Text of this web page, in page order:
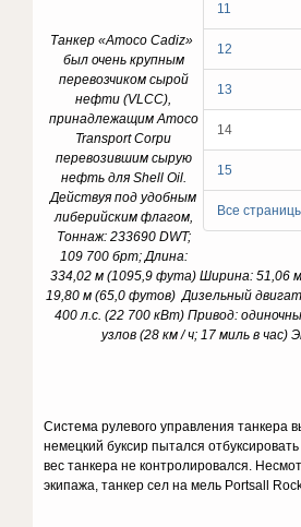
11
12
13
14
15
Все
Танкер «Amoco Cadiz»
был очень крупным
перевозчиком сырой
нефти (VLCC),
принадлежащимAmoco
TransportCorpи
перевозившим сырую
нефть для ShellOil.
Действуя под удобным
либерийским флагом,
Тоннаж: 233690 DWT;
109 700 брт;Длина:
334,02 м (1095,9 фута) Ширина: 51,06
19,80 м (65,0 футов) Дизельный
400 л.с. (22 700 кВт) Привод:
узлов (28 км / ч; 17 миль в час)
Система рулевого управления танкера
немецкий буксир пытался
вес танкера не контролировался.
экипажа, танкер сел на мель Portsall